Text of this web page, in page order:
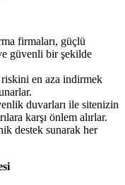
firmaları, güçlü
güvenli bir şekilde
riskini en aza indirmek
duvarları ile sitenizin
karşı önlem alırlar.
destek sunarak her